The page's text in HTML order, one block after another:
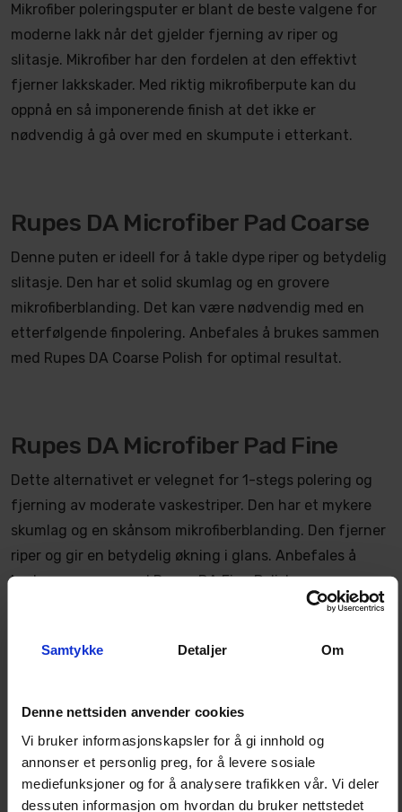
Samtykke Detaljer Om
Denne nettsiden anvender cookies
Vi bruker informasjonskapsler for å gi innhold og
annonser et personlig preg, for å levere sosiale
mediefunksjoner og for å analysere trafikken vår. Vi deler
dessuten informasjon om hvordan du bruker nettstedet
Mikrofiber poleringsputer er blant de beste valgene for
moderne lakk når det gjelder fjerning av riper og
slitasje. Mikrofiber har den fordelen at den effektivt
fjerner lakkskader. Med riktig mikrofiberpute kan du
oppnå en så imponerende finish at det ikke er
nødvendig å gå over med en skumpute i etterkant.
Rupes DA Microfiber Pad Coarse
Denne puten er ideell for å takle dype riper og betydelig
slitasje. Den har et solid skumlag og en grovere
mikrofiberblanding. Det kan være nødvendig med en
etterfølgende finpolering. Anbefales å brukes sammen
med Rupes DA Coarse Polish for optimal resultat.
Rupes DA Microfiber Pad Fine
Dette alternativet er velegnet for 1-stegs polering og
fjerning av moderate vaskestriper. Den har et mykere
skumlag og en skånsom mikrofiberblanding. Den fjerner
riper og gir en betydelig økning i glans. Anbefales å
brukes sammen med Rupes DA Fine Polish.
nybiler og lignende oppgaver. Den har høyere
korrigeringsevne enn skumputer, samtidig som den gir
en så jevn finish at det sjelden er nødvendig med